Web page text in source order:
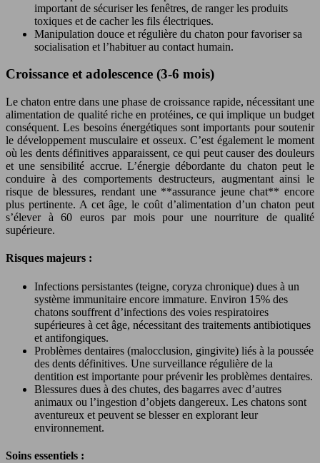
important de sécuriser les fenêtres, de ranger les produits
toxiques et de cacher les fils électriques.
Manipulation douce et régulière du chaton pour favoriser sa
socialisation et l’habituer au contact humain.
Croissance et adolescence (3-6 mois)
Le chaton entre dans une phase de croissance rapide, nécessitant une
alimentation de qualité riche en protéines, ce qui implique un budget
conséquent. Les besoins énergétiques sont importants pour soutenir
le développement musculaire et osseux. C’est également le moment
où les dents définitives apparaissent, ce qui peut causer des douleurs
et une sensibilité accrue. L’énergie débordante du chaton peut le
conduire à des comportements destructeurs, augmentant ainsi le
risque de blessures, rendant une **assurance jeune chat** encore
plus pertinente. A cet âge, le coût d’alimentation d’un chaton peut
s’élever à 60 euros par mois pour une nourriture de qualité
supérieure.
Risques majeurs :
Infections persistantes (teigne, coryza chronique) dues à un
système immunitaire encore immature. Environ 15% des
chatons souffrent d’infections des voies respiratoires
supérieures à cet âge, nécessitant des traitements antibiotiques
et antifongiques.
Problèmes dentaires (malocclusion, gingivite) liés à la poussée
des dents définitives. Une surveillance régulière de la
dentition est importante pour prévenir les problèmes dentaires.
Blessures dues à des chutes, des bagarres avec d’autres
animaux ou l’ingestion d’objets dangereux. Les chatons sont
aventureux et peuvent se blesser en explorant leur
environnement.
Soins essentiels :